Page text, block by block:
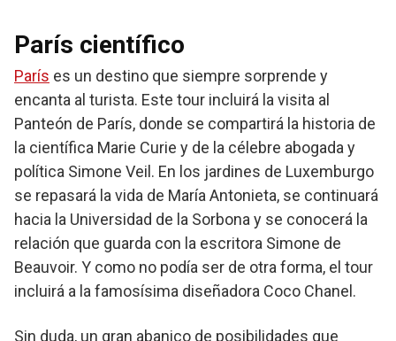
París científico
París es un destino que siempre sorprende y
encanta al turista. Este tour incluirá la visita al
Panteón de París, donde se compartirá la historia de
la científica Marie Curie y de la célebre abogada y
política Simone Veil. En los jardines de Luxemburgo
se repasará la vida de María Antonieta, se continuará
hacia la Universidad de la Sorbona y se conocerá la
relación que guarda con la escritora Simone de
Beauvoir. Y como no podía ser de otra forma, el tour
incluirá a la famosísima diseñadora Coco Chanel.
Sin duda, un gran abanico de posibilidades que